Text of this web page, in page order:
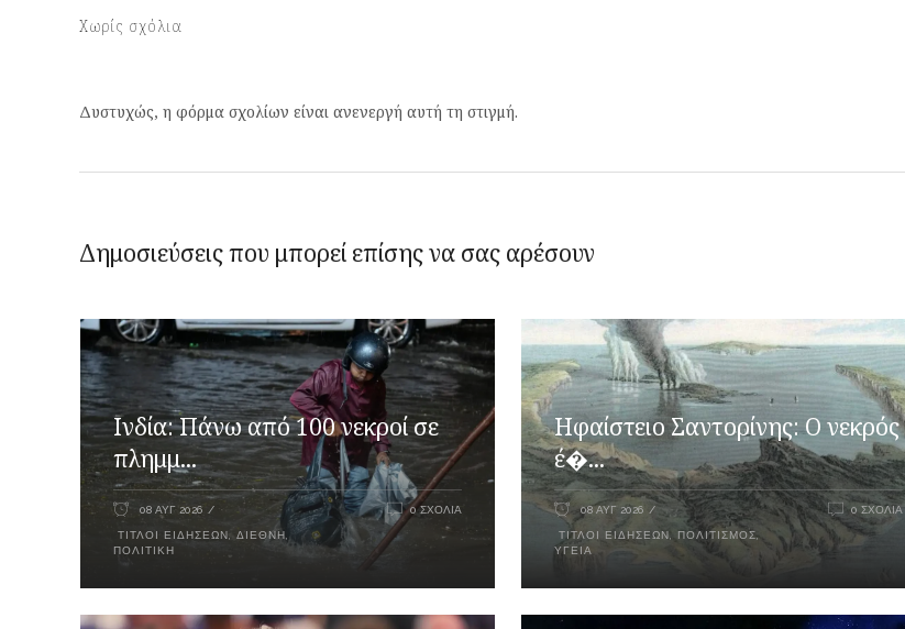
Χωρίς σχόλια
Δυστυχώς, η φόρμα σχολίων είναι ανενεργή αυτή τη στιγμή.
Δημοσιεύσεις που μπορεί επίσης να σας αρέσουν
Ινδία: Πάνω από 100 νεκροί σε
πλημμ...
08 ΑΥΓ 2026
ΤΊΤΛΟΙ ΕΙΔΉΣΕΩΝ ΔΙΕΘΝΉ
ΠΟΛΙΤΙΚΉ
0 ΣΧΌΛΙΑ
Ηφαίστειο Σαντορίνης: Ο νεκρός
έ�...
08 ΑΥΓ 2026
ΤΊΤΛΟΙ ΕΙΔΉΣΕΩΝ ΠΟΛΙΤΙΣΜΌΣ
ΥΓΕΊΑ
0 ΣΧΌΛΙΑ